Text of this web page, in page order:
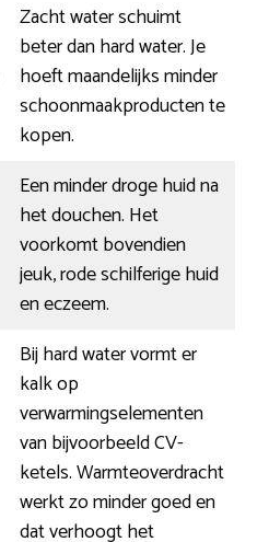
Zacht water schuimt
beter dan hard water. Je
hoeft maandelijks minder
schoonmaakproducten te
kopen.
Een minder droge huid na
het douchen. Het
voorkomt bovendien
jeuk, rode schilferige huid
en eczeem.
Bij hard water vormt er
kalk op
verwarmingselementen
van bijvoorbeeld CV-
ketels. Warmteoverdracht
werkt zo minder goed en
dat verhoogt het